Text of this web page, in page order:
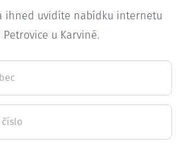
ihned uvidíte nabídku internetu
u Karviné.
číslo